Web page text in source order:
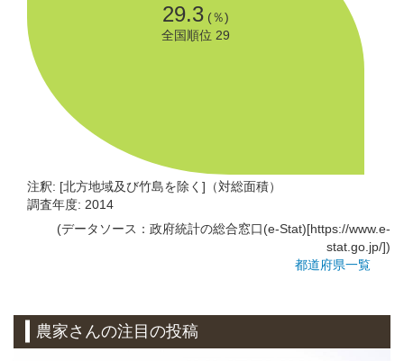
29.3 (％)
全国順位 29
注釈: [北方地域及び竹島を除く]（対総面積）
調査年度: 2014
(データソース：政府統計の総合窓口(e-Stat)[https://www.e-
stat.go.jp/])
都道府県一覧
農家さんの注目の投稿